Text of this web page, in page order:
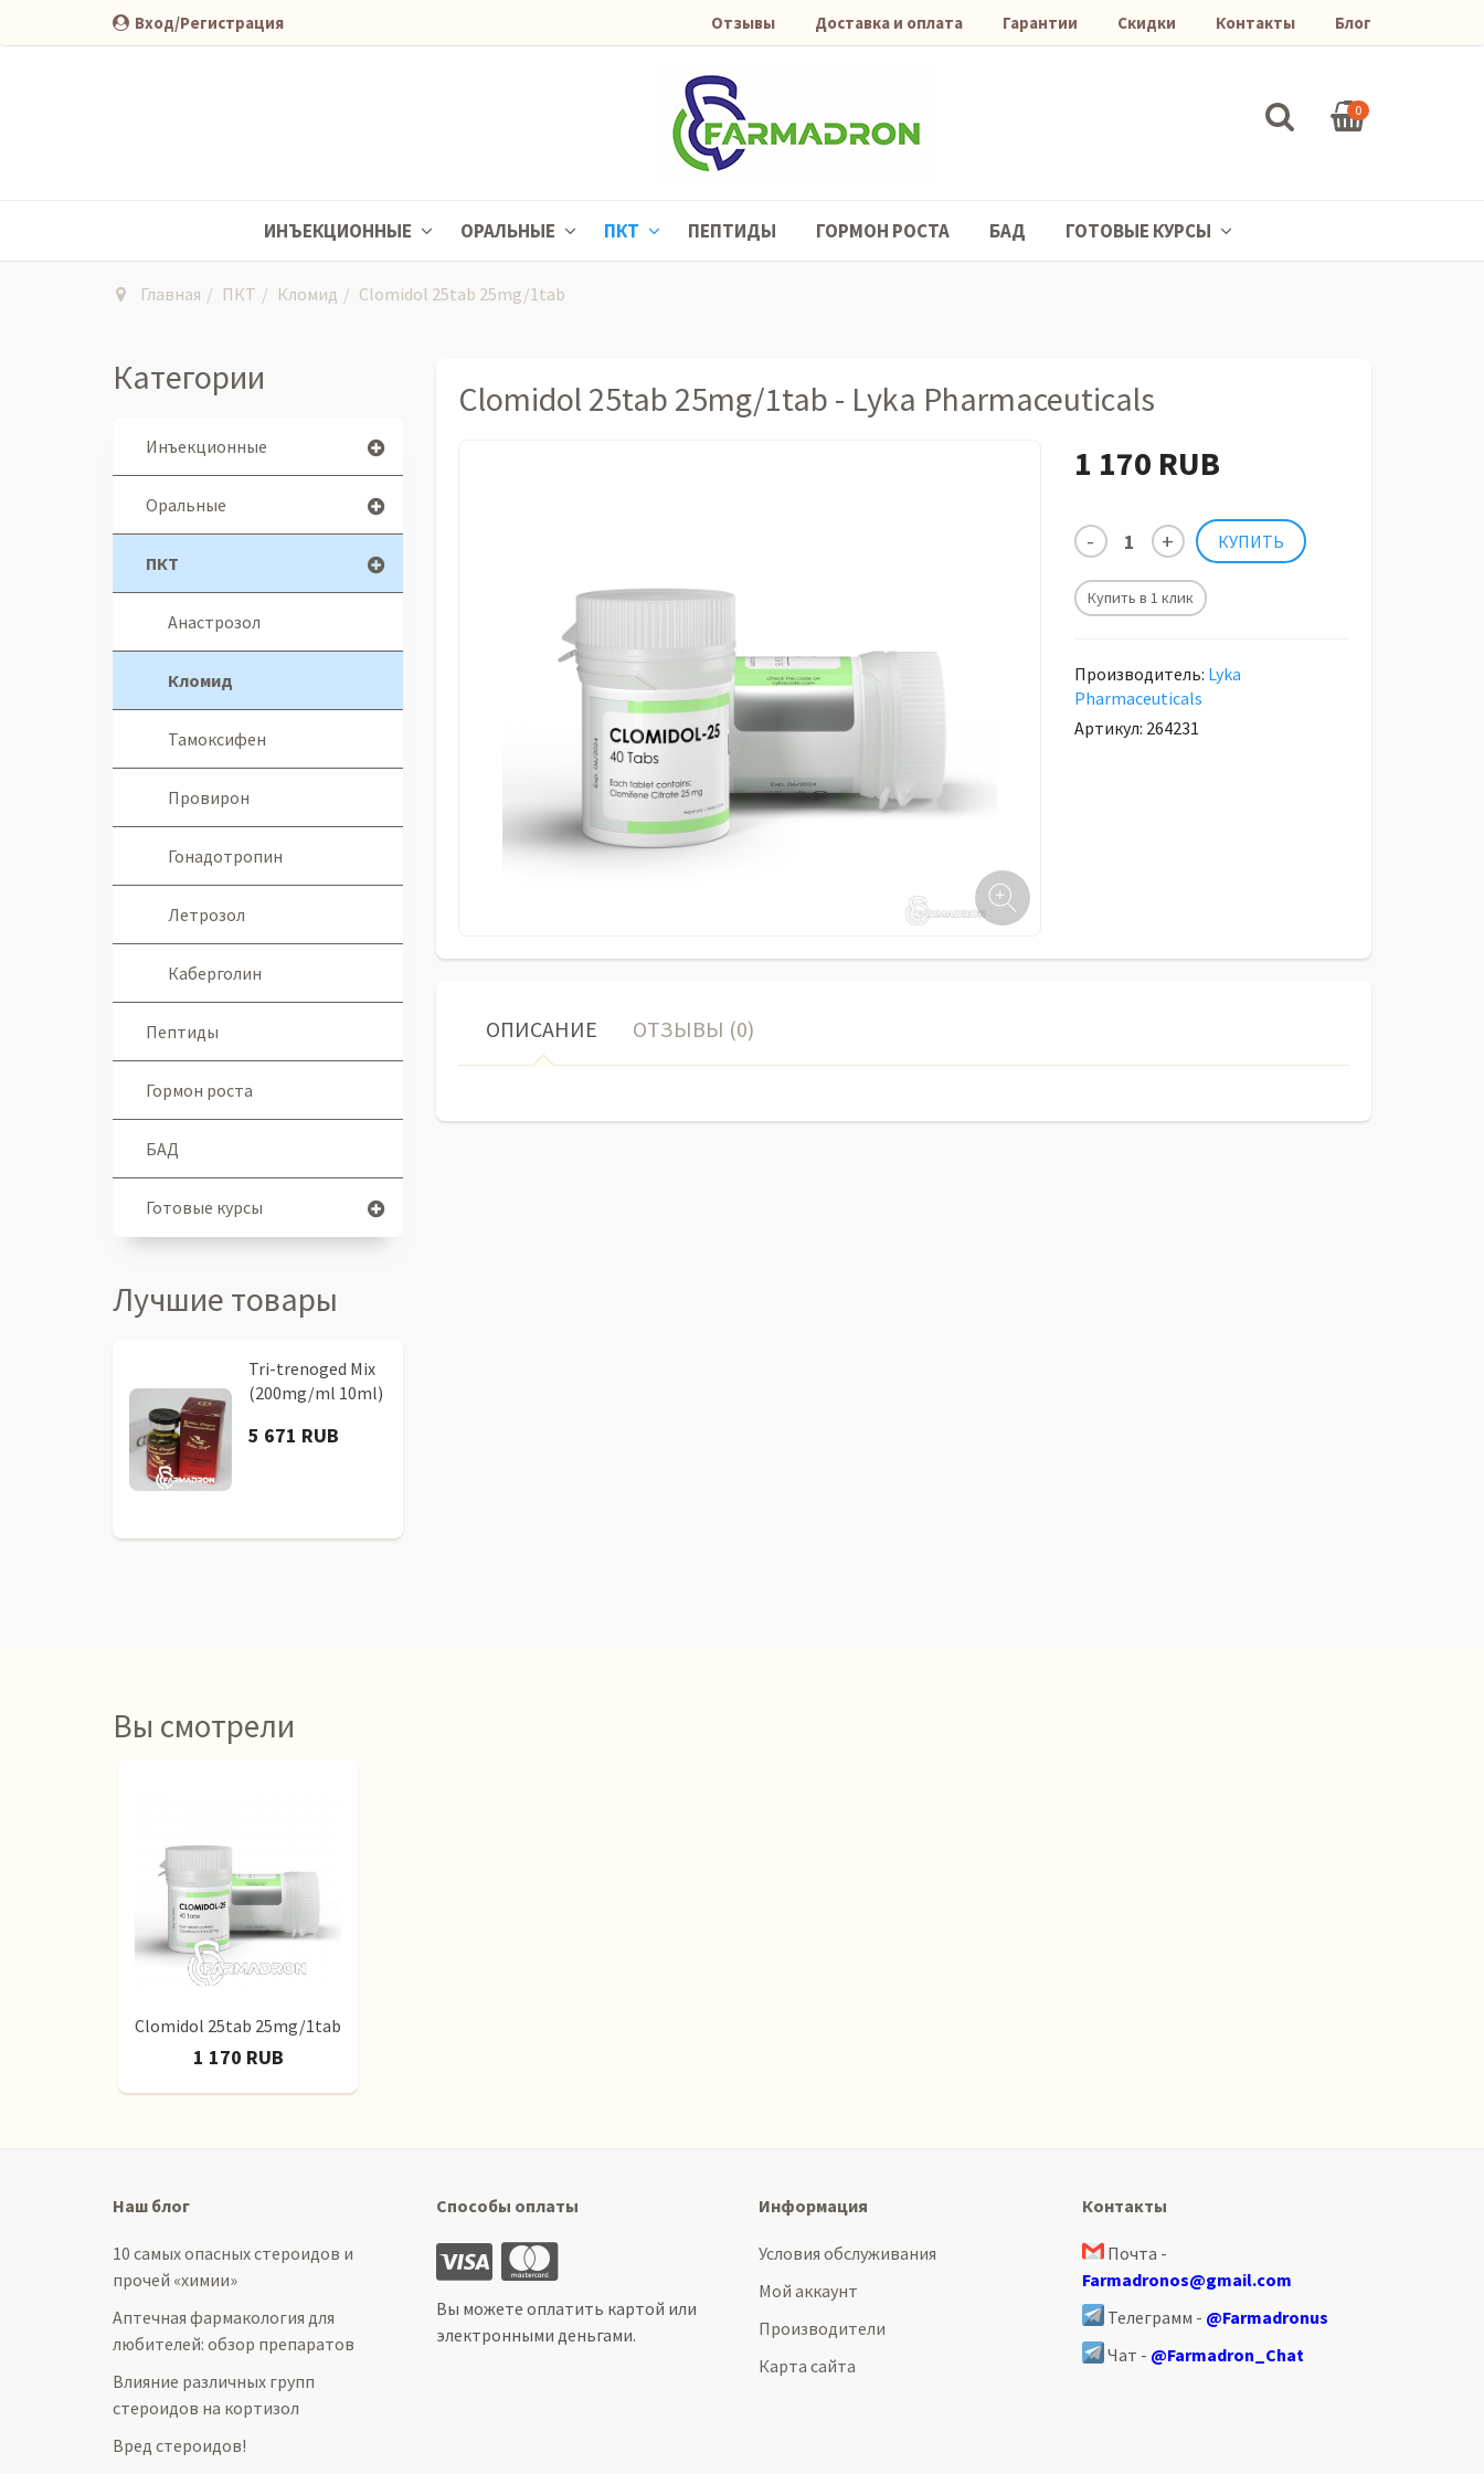
Вход/Регистрация Отзывы Доставка и оплата Гарантии Скидки Контакты Блог
0
ИНЪЕКЦИОННЫЕ ОРАЛЬНЫЕ ПКТ ПЕПТИДЫ ГОРМОН РОСТА БАД ГОТОВЫЕ КУРСЫ
Главная ПКТ Кломид Clomidol 25tab 25mg/1tab
Clomidol 25tab 25mg/1tab - Lyka Pharmaceuticals
1 170 RUB
Купить в 1 клик
Производитель: Lyka
Pharmaceuticals
Артикул: 264231
ОПИСАНИЕ ОТЗЫВЫ (0)
Категории
Инъекционные
Оральные
ПКТ
Анастрозол
Кломид
Тамоксифен
Провирон
Гонадотропин
Летрозол
Каберголин
Пептиды
Гормон роста
БАД
Готовые курсы
Лучшие товары
Tri-trenoged Mix
(200mg/ml 10ml)
5 671 RUB
Вы смотрели
Clomidol 25tab 25mg/1tab
1 170 RUB
Наш блог
10 самых опасных стероидов и
прочей «химии»
Аптечная фармакология для
любителей: обзор препаратов
Влияние различных групп
стероидов на кортизол
Вред стероидов!
Способы оплаты
Вы можете оплатить картой или
электронными деньгами.
Информация
Условия обслуживания
Мой аккаунт
Производители
Карта сайта
Контакты
Почта -
Farmadronos@gmail.com
Телеграмм - @Farmadronus
Чат - @Farmadron_Chat